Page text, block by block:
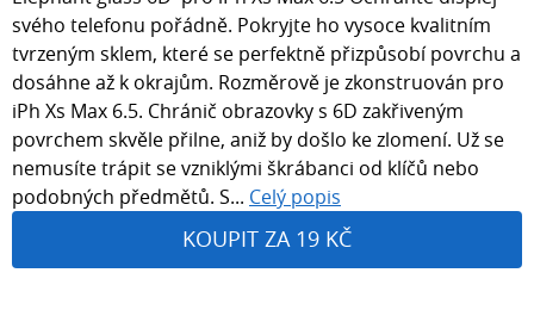
svého telefonu pořádně. Pokryjte ho vysoce kvalitním
tvrzeným sklem, které se perfektně přizpůsobí povrchu a
dosáhne až k okrajům. Rozměrově je zkonstruován pro
iPh Xs Max 6.5. Chránič obrazovky s 6D zakřiveným
povrchem skvěle přilne, aniž by došlo ke zlomení. Už se
nemusíte trápit se vzniklými škrábanci od klíčů nebo
podobných předmětů. S... Celý popis
KOUPIT ZA 19 KČ